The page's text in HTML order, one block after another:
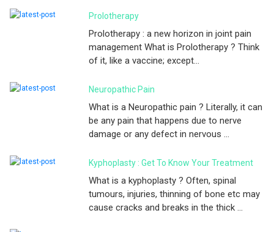
Prolotherapy
Prolotherapy : a new horizon in joint pain
management What is Prolotherapy ? Think
of it, like a vaccine; except...
Neuropathic Pain
What is a Neuropathic pain ? Literally, it can
be any pain that happens due to nerve
damage or any defect in nervous ...
Kyphoplasty : Get To Know Your Treatment
What is a kyphoplasty ? Often, spinal
tumours, injuries, thinning of bone etc may
cause cracks and breaks in the thick ...